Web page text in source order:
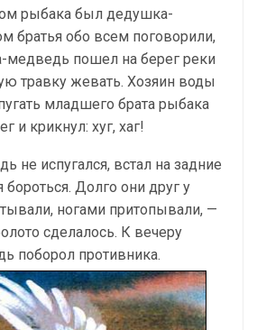
рыбака был дедушка-
братья обо всем поговорили,
медведь пошел на берег реки
травку жевать. Хозяин воды
младшего брата рыбака
и крикнул: хуг, хаг!
не испугался, встал на задние
бороться. Долго они друг у
ногами притопывали, —
сделалось. К вечеру
поборол противника.